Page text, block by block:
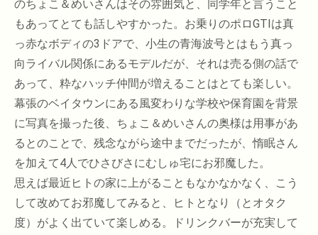
のちょこ＆めいさんはその雰囲気と、同学年と言うこと
もあってとても話しやすかった。お乗りのポロGTIは真
っ赤なボディの3ドアで、小生の青海波号とはもう真っ
向ライバル関係にあるモデルだが、それは売る側の話で
あって、粋なハッチ仲間が増えることはとても楽しい。
幕張のベイタウンにある風変わりな学校や保育園を背景
に写真を撮った後、ちょこ＆めいさんの奥様は用事があ
るとのことで、残念ながら途中までだったが、惰眠さん
を加えて4人でひさびさにむしゅ宅にお邪魔した。
思えば最近ヒトの家に上がることもなかなかなく、こう
して改めてお邪魔してみると、ヒトとなり（とオタク
度）がよく出ていて楽しめる。ドリンクバーが充実して